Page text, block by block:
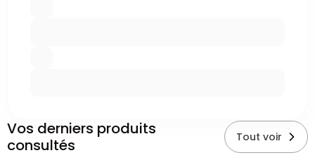
Vos derniers produits
consultés
Tout voir